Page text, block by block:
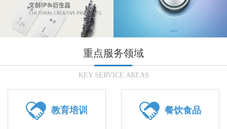
重点服务领域
KEY SERVICE AREAS
 教育培训  餐饮食品